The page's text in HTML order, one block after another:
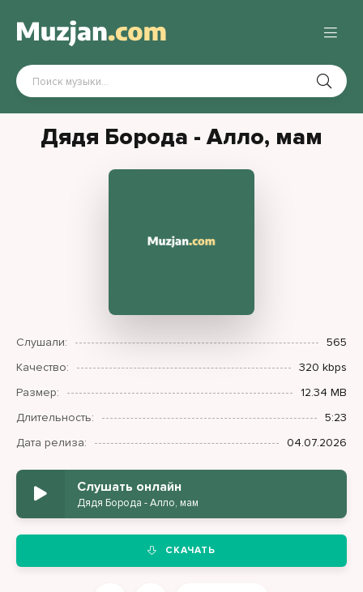
Дядя Борода - Алло, мам
Слушали:
565
Качество:
320 kbps
Размер:
12.34 MB
Длительность:
5:23
Дата релиза:
04.07.2026
Слушать онлайн
Дядя Борода - Алло, мам
СКАЧАТЬ